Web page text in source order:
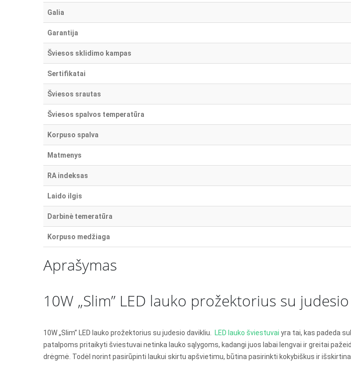
Galia
Garantija
Šviesos sklidimo kampas
Sertifikatai
Šviesos srautas
Šviesos spalvos temperatūra
Korpuso spalva
Matmenys
RA indeksas
Laido ilgis
Darbinė temeratūra
Korpuso medžiaga
Aprašymas
10W „Slim” LED lauko prožektorius su
10W „Slim” LED lauko prožektorius su judesio davikliu. LED lauko šviestuvai yra tai, kas padeda
patalpoms pritaikyti šviestuvai netinka lauko sąlygoms, kadangi juos labai lengvai ir greitai
drėgmė. Todėl norint pasirūpinti laukui skirtu apšvietimu, būtina pasirinkti kokybiškus ir